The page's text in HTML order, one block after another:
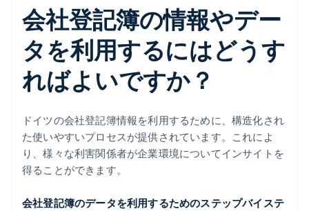
会社登記簿の情報やデー
タを利用するにはどうす
ればよいですか？
ドイツの会社登記簿情報を利用するために、構造化され
た使いやすいプロセスが提供されています。これによ
り、様々な利害関係者が企業環境についてインサイトを
得ることができます。
会社登記簿のデータを利用するためのステップバイステ